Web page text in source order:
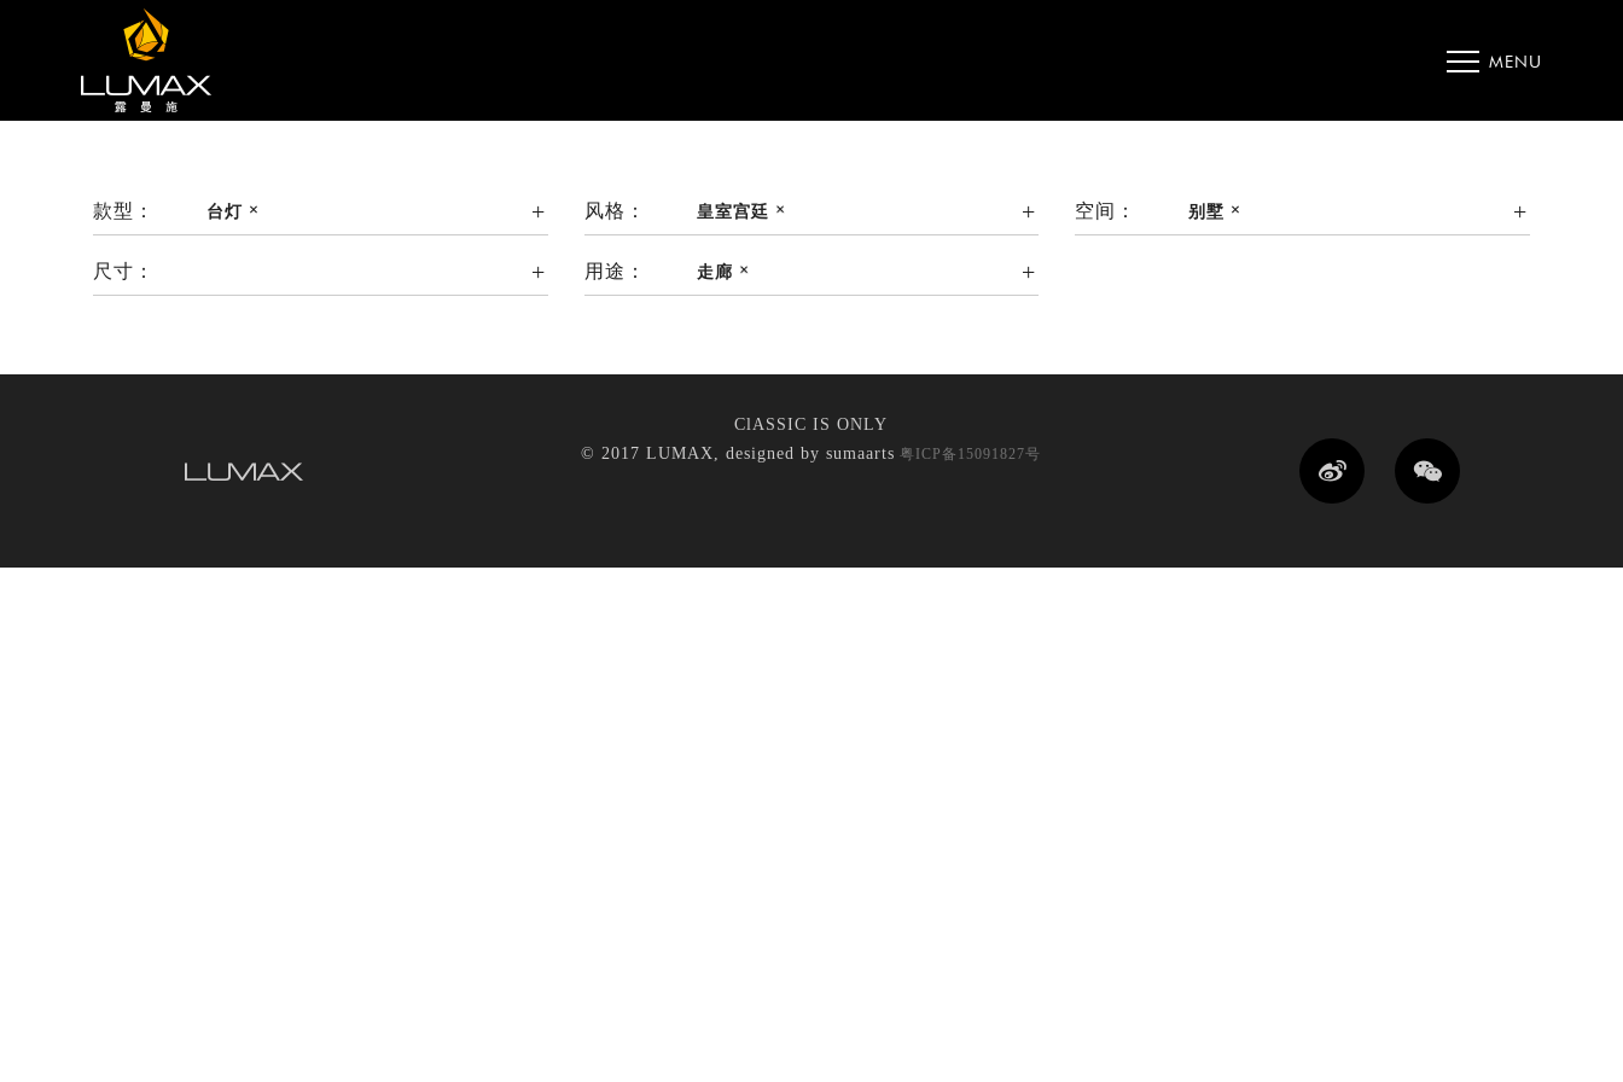
MENU
款型： 台灯 风格： 皇室宫廷 空间： 别墅
尺寸： 用途： 走廊
ClASSIC IS ONLY
© 2017 LUMAX, designed bysumaarts 粤ICP备15091827号